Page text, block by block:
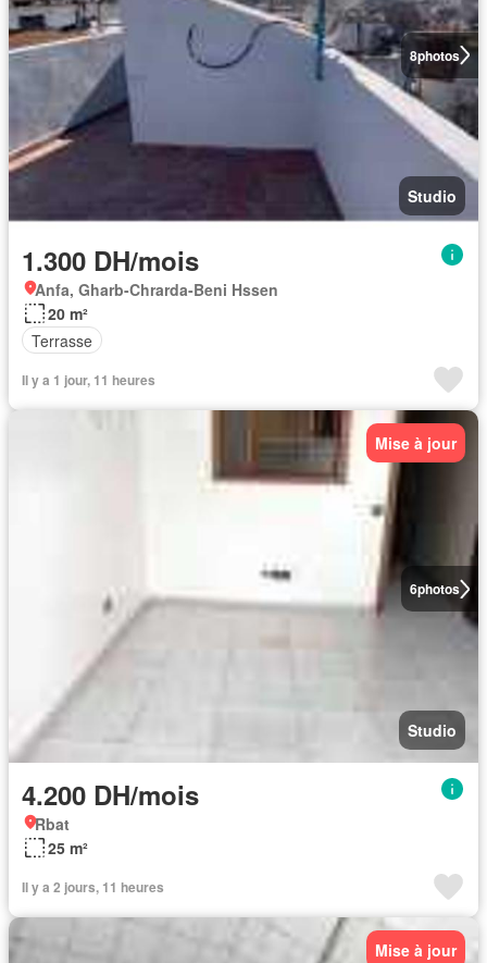
8photos
Studio
1.300 DH/mois
Anfa, Gharb-Chrarda-Beni Hssen
20 m²
Terrasse
Il y a 1 jour, 11 heures
6photos
Mise à jour
Studio
4.200 DH/mois
Rbat
25 m²
Il y a 2 jours, 11 heures
Mise à jour